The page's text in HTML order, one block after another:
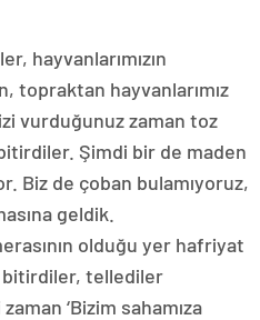
hayvanlarımızın
topraktan hayvanlarımız
vurduğunuz zaman toz
Şimdi bir de maden
Biz de çoban bulamıyoruz,
geldik.
olduğu yer hafriyat
bitirdiler, tellediler
‘Bizim sahamıza